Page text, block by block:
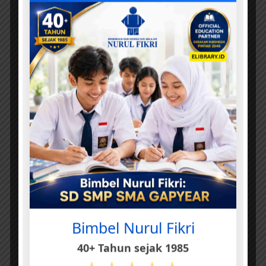
Bimbel Nurul Fikri
40+ Tahun sejak 1985